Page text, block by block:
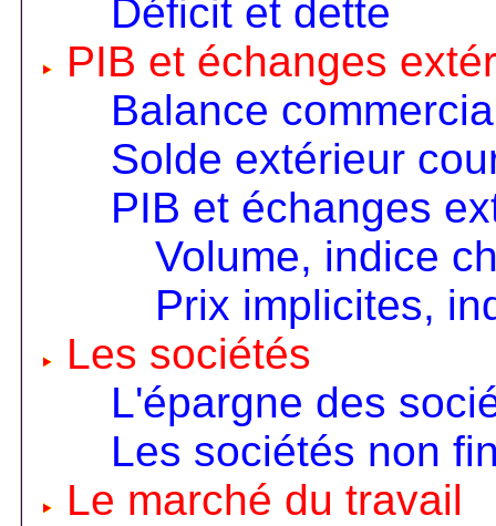
Déficit et dette
PIB et échanges
Balance
Solde extérieur
PIB et échanges
Volume, indice
Prix implicites,
Les sociétés
L'épargne des
Les sociétés non
Le marché du travail